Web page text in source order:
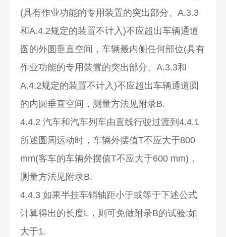
(具有作业功能的专用装置的突出部分、A.3.3
和A.4.2规定的装置不计入)不应超出车辆通道
圆的外圆垂直空间，车辆最内侧任何部位(具有
作业功能的专用装置的突出部分、A.3.3和
A.4.2规定的装置不计入)不应超出车辆通道圆
的内圆垂直空间，测量方法见附录B.
4.4.2 汽车和汽车列车由直线行驶过渡到4.4.1
所述圆周运动时，车辆外摆值T不应大于800
mm(客车的车辆外摆值T不应大于600 mm)，
测量方法见附录B.
4.4.3 如果半挂车销轴距小于或等于下述公式
计算得出的长度L，则可免做附录B的试验;如
大于1.